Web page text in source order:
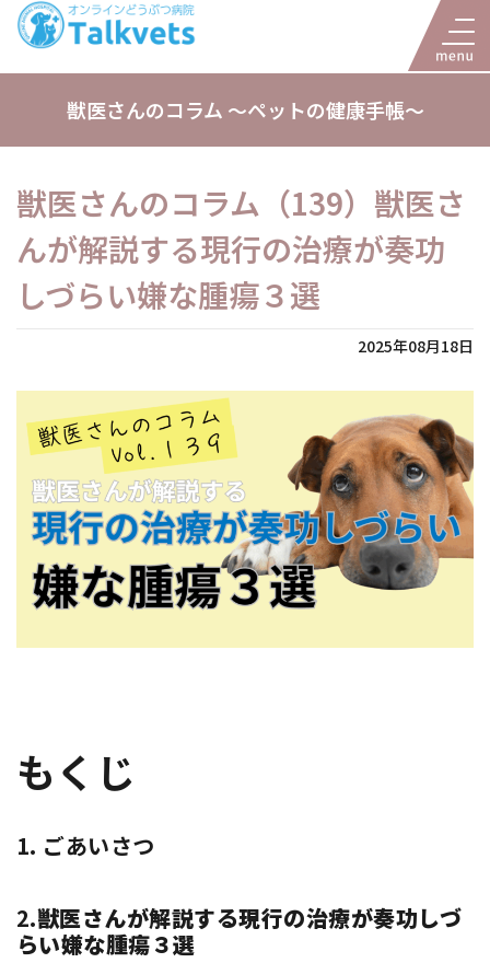
獣医さんのコラム 〜ペットの健康手帳〜
獣医さんのコラム（139）獣医さ
んが解説する現行の治療が奏功
しづらい嫌な腫瘍３選
2025年08月18日
もくじ
1. ごあいさつ
2.獣医さんが解説する現行の治療が奏功しづ
らい嫌な腫瘍３選